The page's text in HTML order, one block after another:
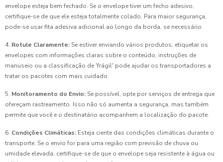
envelope esteja bem fechado. Se o envelope tiver um fecho adesivo,
certifique-se de que ele esteja totalmente colado. Para maior segurança,
pode-se usar fita adesiva adicional ao longo da borda, se necessário.
4. Rotule Claramente: Se estiver enviando vários produtos, etiquetar os
envelopes com informações claras sobre o conteúdo, instruções de
manuseio ou a classificação de 'frágil' pode ajudar os transportadores a
tratar os pacotes com mais cuidado.
5. Monitoramento do Envio: Se possível, opte por serviços de entrega que
ofereçam rastreamento. Isso não só aumenta a segurança, mas também
permite que você e o destinatário acompanhem a localização do pacote.
6. Condições Climáticas: Esteja ciente das condições climáticas durante o
transporte. Se o envio for para uma região com previsão de chuva ou
umidade elevada, certifique-se de que o envelope seja resistente à água ou